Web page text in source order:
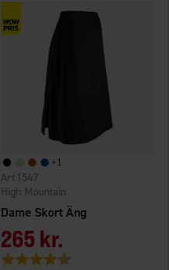
+1
Dame Skort Äng
High Mountain
1547
265 kr.
Vurdering: